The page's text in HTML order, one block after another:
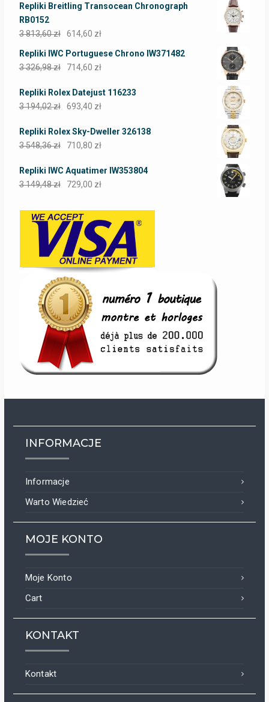
Repliki Breitling Transocean Chronograph
RB0152
3 813,60zł 614,60 zł
Repliki IWC Portuguese Chrono IW371482
3 326,98zł 714,60 zł
Repliki Rolex Datejust 116233
3 194,02zł 693,40 zł
Repliki Rolex Sky-Dweller 326138
3 548,36zł 710,80 zł
Repliki IWC Aquatimer IW353804
3 149,48zł 729,00 zł
INFORMACJE
Informacje
Warto Wiedzieć
MOJE KONTO
Moje Konto
Cart
KONTAKT
Kontakt